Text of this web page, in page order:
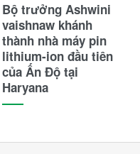
Bộ trưởng Ashwini
vaishnaw khánh
thành nhà máy pin
lithium-ion đầu tiên
của Ấn Độ tại
Haryana